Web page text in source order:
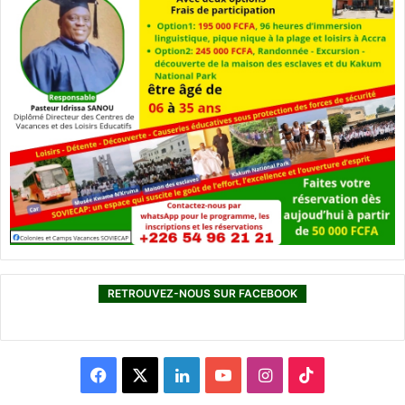
RETROUVEZ-NOUS SUR FACEBOOK
L
I